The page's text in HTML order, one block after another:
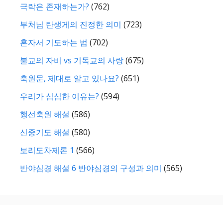
극락은 존재하는가? (762)
부처님 탄생게의 진정한 의미 (723)
혼자서 기도하는 법 (702)
불교의 자비 vs 기독교의 사랑(675)
축원문, 제대로 알고 있나요? (651)
우리가 심심한 이유는? (594)
행선축원 해설 (586)
신중기도 해설 (580)
보리도차제론 1 (566)
반야심경 해설 6 반야심경의 구성과 의미 (565)